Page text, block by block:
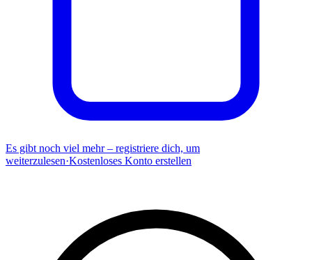
Es gibt noch viel mehr – registriere dich, um
weiterzulesen·Kostenloses Konto erstellen